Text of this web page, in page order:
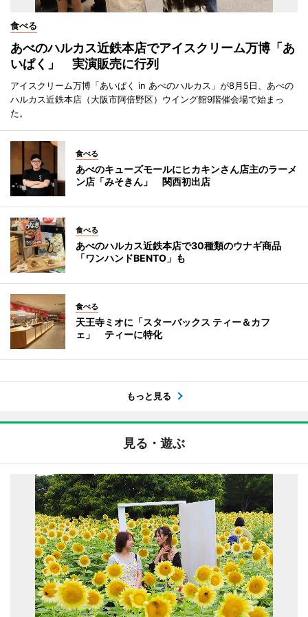
食べる
あべのハルカス近鉄本店でアイスクリーム万博「あ
いぱく」 実演販売に行列
アイスクリーム万博「あいぱく in あべのハルカス」が8月5日、あべの
ハルカス近鉄本店（大阪市阿倍野区）ウイング館9階催会場で始まっ
た。
食べる
あべのキューズモールにヒカキンさん店主のラーメ
ン店「みそきん」 関西初出店
食べる
あべのハルカス近鉄本店で30種類のウナギ商品
「ワンハンドBENTO」も
食べる
天王寺ミオに「スターバックス ティー＆カフ
ェ」 ティーに特化
もっと見る
見る・遊ぶ